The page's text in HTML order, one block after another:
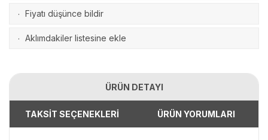
· Fiyatı düşünce bildir
· Aklımdakiler listesine ekle
ÜRÜN DETAYI
TAKSİT SEÇENEKLERİ ÜRÜN YORUMLARI